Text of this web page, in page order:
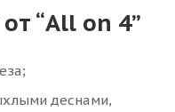
“All on 4”
деснами,